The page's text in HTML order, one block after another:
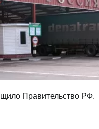
Правительство РФ.